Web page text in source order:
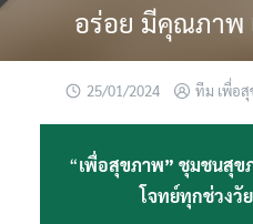
อร่อย มีคุณภาพ
25/01/2024 ทีม เพื่อ
“เพื่อสุขภาพ” ชุมชนสุข
โจทย์ทุกช่วงวั